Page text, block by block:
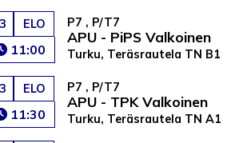
ELO
11:00
P7 , P/T7
APU - PiPS Valkoinen
Turku, Teräsrautela TN B1
ELO
11:30
P7 , P/T7
APU - TPK Valkoinen
Turku, Teräsrautela TN A1